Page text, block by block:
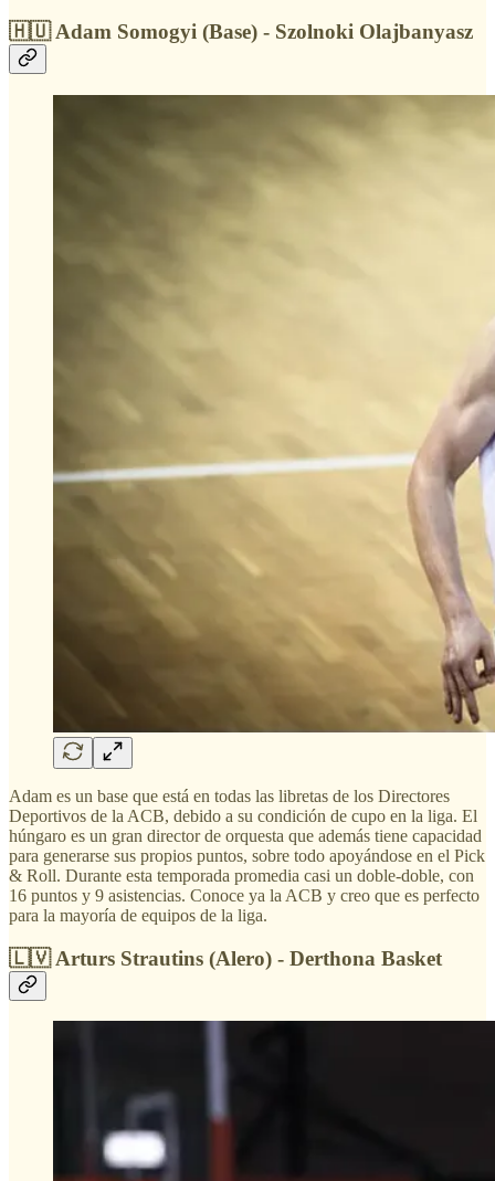
🇭🇺 Adam Somogyi (Base) - Szolnoki Olajbanyasz
Adam es un base que está en todas las libretas de los Directores
Deportivos de la ACB, debido a su condición de cupo en la liga. El
húngaro es un gran director de orquesta que además tiene capacidad
para generarse sus propios puntos, sobre todo apoyándose en el Pick
& Roll. Durante esta temporada promedia casi un doble-doble, con
16 puntos y 9 asistencias. Conoce ya la ACB y creo que es perfecto
para la mayoría de equipos de la liga.
🇱🇻 Arturs Strautins (Alero) - Derthona Basket